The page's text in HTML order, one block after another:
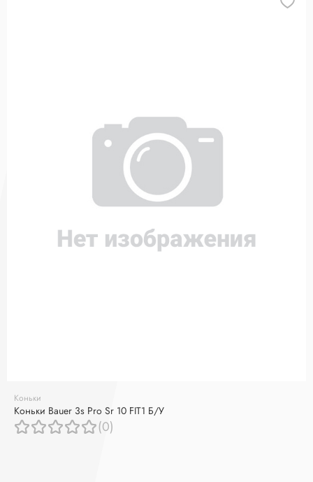
Коньки
Коньки Bauer 3s Pro Sr 10 FIT1 Б/У
(0)